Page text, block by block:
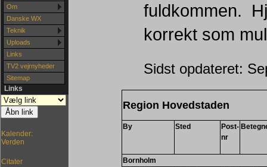
Om
Danske WX
Teknik
Uploads
Links
TV2 vejrnyheder
Sitemap
Links
Kalender:
Verden
Citater
fuldkommen.
korrekt som
Sidst opdateret:
Region Hovedstaden
By Sted
Post-
nr
Bornholm